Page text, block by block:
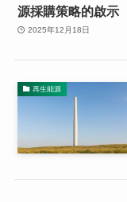
源採購策略的啟示
2025年12月18日
再生能源